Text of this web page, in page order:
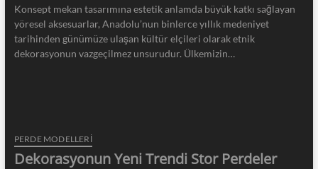
Konsept mekan tasarımına estetik anlamda büyük katkı sağlayan
yöresel aksesuarlar, Anadolu’nun binlerce yıllık medeniyet
tarihinden günümüze ulaşan kültür elçileri olarak etnik
dekorasyonun vazgeçilmez unsurudur. Ülkemizin…
PERDE MODELLERI
Dekorasyonun Yeni Trendi Stor Perdeler